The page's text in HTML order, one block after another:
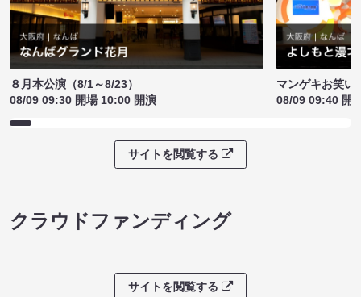
８月本公演（8/1～8/23）
08/09 09:30 開場 10:00 開演
マンゲキお笑い
08/09 09:40 開
サイトを閲覧する
クラウドファンディング
サイトを閲覧する